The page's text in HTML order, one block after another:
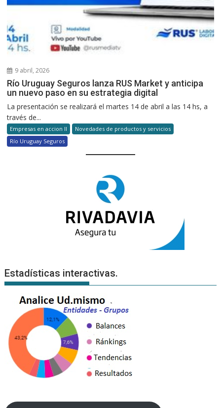
9 abril, 2026
Río Uruguay Seguros lanza RUS Market y anticipa
un nuevo paso en su estrategia digital
La presentación se realizará el martes 14 de abril a las 14 hs, a
través de...
Empresas en accion II
Novedades de productos y servicios
Río Uruguay Seguros
Estadísticas interactivas.